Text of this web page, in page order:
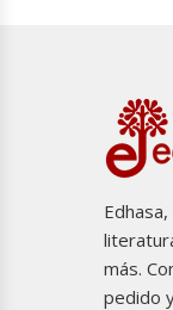
más.
pedido